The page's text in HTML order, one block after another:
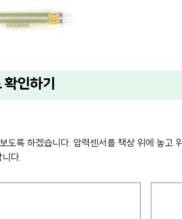
인하기
도록 하겠습니다. 압력센서를 책상 위에 놓고
다.